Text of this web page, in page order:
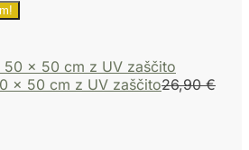
x 50 cm z UV zaščito26,90€